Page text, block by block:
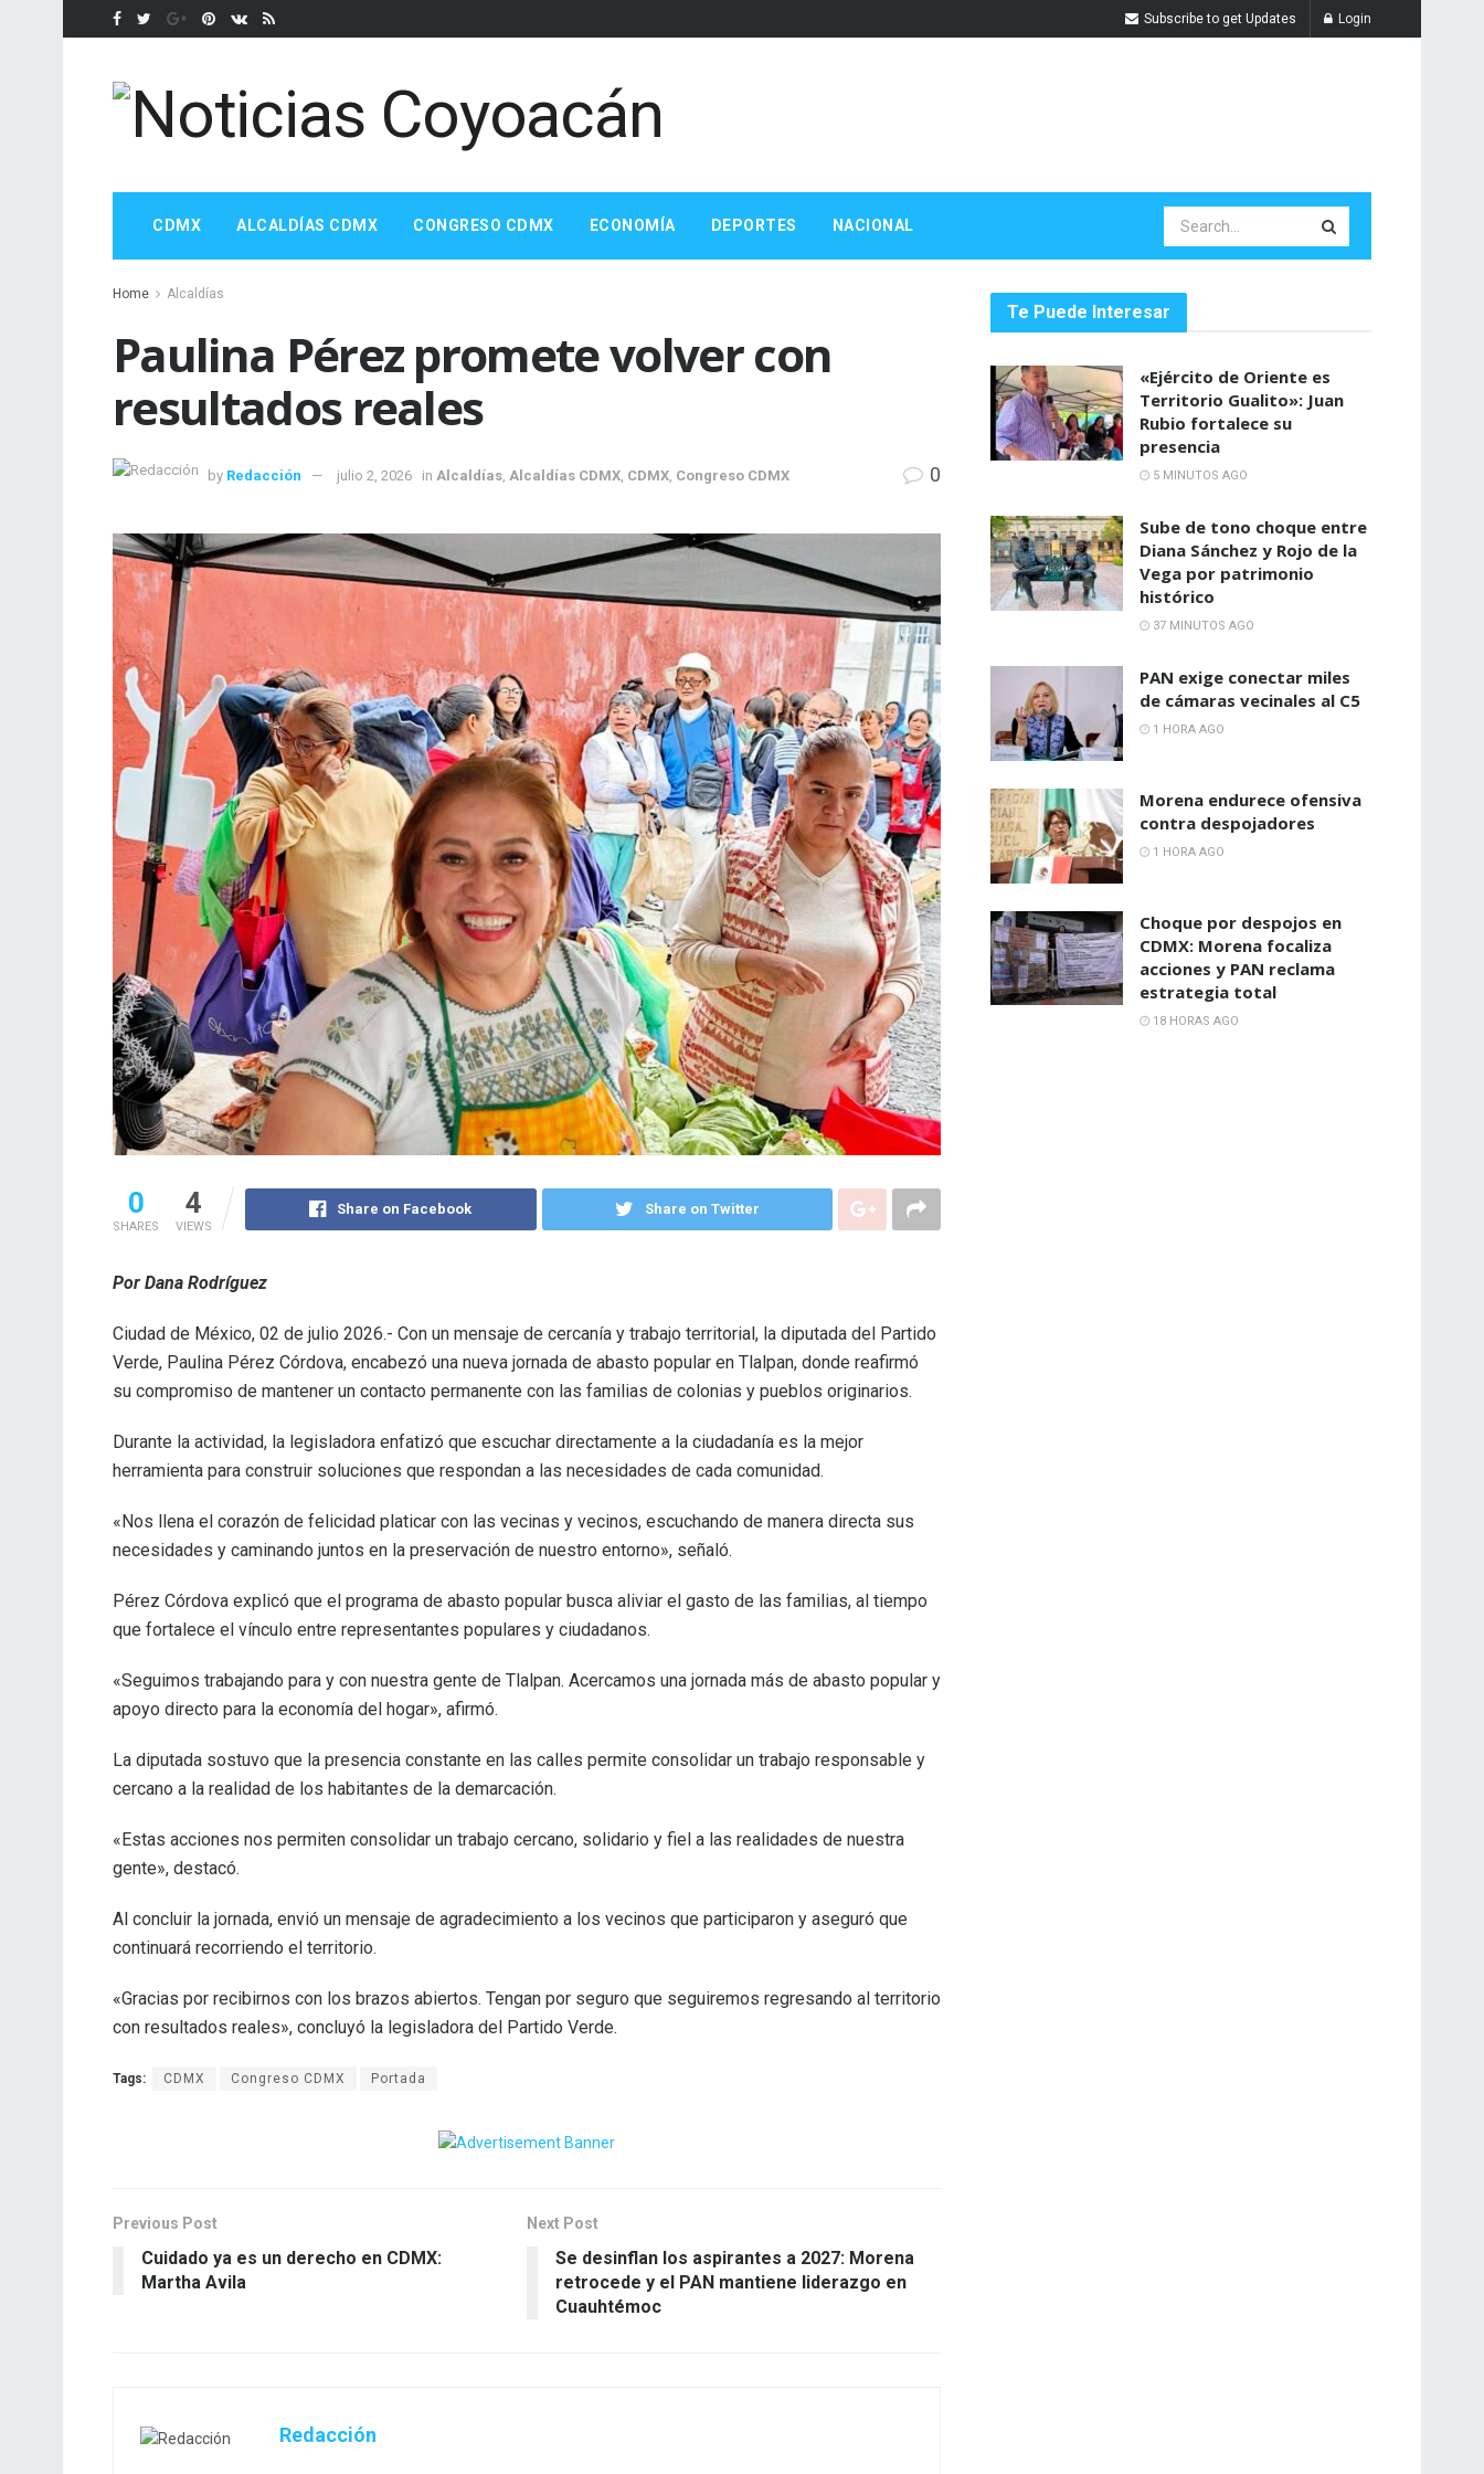
Subscribe to get Updates Login
CDMX ALCALDÍAS CDMX CONGRESO CDMX ECONOMÍA DEPORTES NACIONAL
Home Alcaldías
Paulina Pérez promete volver con
resultados reales
by Redacción julio 2, 2026 in Alcaldías Alcaldías CDMX CDMX Congreso CDMX 0
0
SHARES
4
VIEWS
Share on Facebook Share on Twitter
Por Dana Rodríguez
Ciudad de México, 02 de julio 2026.- Con un mensaje de cercanía y trabajo territorial, la diputada del Partido
Verde, Paulina Pérez Córdova, encabezó una nueva jornada de abasto popular en Tlalpan, donde reafirmó
su compromiso de mantener un contacto permanente con las familias de colonias y pueblos originarios.
Durante la actividad, la legisladora enfatizó que escuchar directamente a la ciudadanía es la mejor
herramienta para construir soluciones que respondan a las necesidades de cada comunidad.
«Nos llena el corazón de felicidad platicar con las vecinas y vecinos, escuchando de manera directa sus
necesidades y caminando juntos en la preservación de nuestro entorno», señaló.
Pérez Córdova explicó que el programa de abasto popular busca aliviar el gasto de las familias, al tiempo
que fortalece el vínculo entre representantes populares y ciudadanos.
«Seguimos trabajando para y con nuestra gente de Tlalpan. Acercamos una jornada más de abasto popular y
apoyo directo para la economía del hogar», afirmó.
La diputada sostuvo que la presencia constante en las calles permite consolidar un trabajo responsable y
cercano a la realidad de los habitantes de la demarcación.
«Estas acciones nos permiten consolidar un trabajo cercano, solidario y fiel a las realidades de nuestra
gente», destacó.
Al concluir la jornada, envió un mensaje de agradecimiento a los vecinos que participaron y aseguró que
continuará recorriendo el territorio.
«Gracias por recibirnos con los brazos abiertos. Tengan por seguro que seguiremos regresando al territorio
con resultados reales», concluyó la legisladora del Partido Verde.
Tags: CDMX Congreso CDMX Portada
Previous Post
Cuidado ya es un derecho en CDMX:
Martha Avila
Next Post
Se desinflan los aspirantes a 2027: Morena
retrocede y el PAN mantiene liderazgo en
Cuauhtémoc
Redacción
Te Puede Interesar
«Ejército de Oriente es
Territorio Gualito»: Juan
Rubio fortalece su
presencia
5 MINUTOS AGO
Sube de tono choque entre
Diana Sánchez y Rojo de la
Vega por patrimonio
histórico
37 MINUTOS AGO
PAN exige conectar miles
de cámaras vecinales al C5
1 HORA AGO
Morena endurece ofensiva
contra despojadores
1 HORA AGO
Choque por despojos en
CDMX: Morena focaliza
acciones y PAN reclama
estrategia total
18 HORAS AGO